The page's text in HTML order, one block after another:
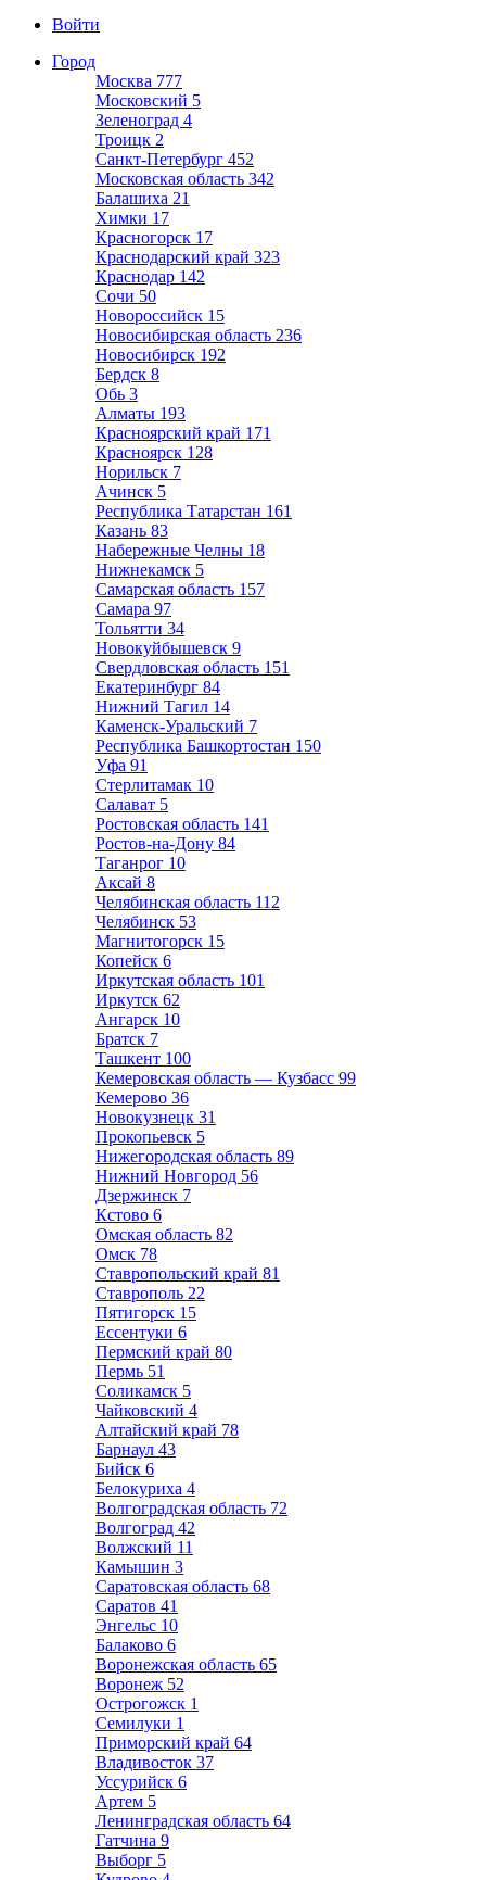
Войти
Город
Москва 777
Московский 5
Зеленоград 4
Троицк 2
Санкт-Петербург 452
Московская область 342
Балашиха 21
Химки 17
Красногорск 17
Краснодарский край 323
Краснодар 142
Сочи 50
Новороссийск 15
Новосибирская область 236
Новосибирск 192
Бердск 8
Обь 3
Алматы 193
Красноярский край 171
Красноярск 128
Норильск 7
Ачинск 5
Республика Татарстан 161
Казань 83
Набережные Челны 18
Нижнекамск 5
Самарская область 157
Самара 97
Тольятти 34
Новокуйбышевск 9
Свердловская область 151
Екатеринбург 84
Нижний Тагил 14
Каменск-Уральский 7
Республика Башкортостан 150
Уфа 91
Стерлитамак 10
Салават 5
Ростовская область 141
Ростов-на-Дону 84
Таганрог 10
Аксай 8
Челябинская область 112
Челябинск 53
Магнитогорск 15
Копейск 6
Иркутская область 101
Иркутск 62
Ангарск 10
Братск 7
Ташкент 100
Кемеровская область — Кузбасс 99
Кемерово 36
Новокузнецк 31
Прокопьевск 5
Нижегородская область 89
Нижний Новгород 56
Дзержинск 7
Кстово 6
Омская область 82
Омск 78
Ставропольский край 81
Ставрополь 22
Пятигорск 15
Ессентуки 6
Пермский край 80
Пермь 51
Соликамск 5
Чайковский 4
Алтайский край 78
Барнаул 43
Бийск 6
Белокуриха 4
Волгоградская область 72
Волгоград 42
Волжский 11
Камышин 3
Саратовская область 68
Саратов 41
Энгельс 10
Балаково 6
Воронежская область 65
Воронеж 52
Острогожск 1
Семилуки 1
Приморский край 64
Владивосток 37
Уссурийск 6
Артем 5
Ленинградская область 64
Гатчина 9
Выборг 5